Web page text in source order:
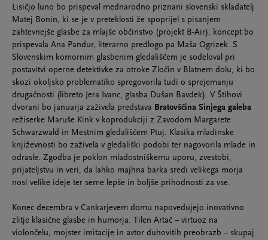
Lisičjo luno bo prispeval mednarodno priznani slovenski skladatelj
Matej Bonin, ki se je v preteklosti že spoprijel s pisanjem
zahtevnejše glasbe za mlajše občinstvo (projekt B-Air), koncept bo
prispevala Ana Pandur, literarno predlogo pa Maša Ogrizek. S
Slovenskim komornim glasbenim gledališčem je sodeloval pri
postavitvi operne detektivke za otroke Zločin v Blatnem dolu, ki bo
skozi okoljsko problematiko spregovorila tudi o sprejemanju
drugačnosti (libreto Jera Ivanc, glasba Dušan Bavdek). V Štihovi
dvorani bo januarja zaživela predstava Bratovščina Sinjega galeba
režiserke Maruše Kink v koprodukciji z Zavodom Margarete
Schwarzwald in Mestnim gledališčem Ptuj. Klasika mladinske
književnosti bo zaživela v gledališki podobi ter nagovorila mlade in
odrasle. Zgodba je poklon mladostniškemu uporu, zvestobi,
prijateljstvu in veri, da lahko majhna barka sredi velikega morja
nosi velike ideje ter seme lepše in boljše prihodnosti za vse.
Konec decembra v Cankarjevem domu napovedujejo inovativno
zlitje klasične glasbe in humorja. Tilen Artač – virtuoz na
violončelu, mojster imitacije in avtor duhovitih preobrazb – skupaj